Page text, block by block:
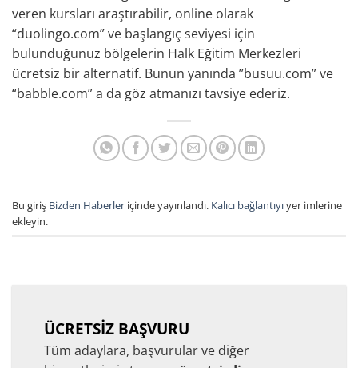
veren kursları araştırabilir, online olarak
“duolingo.com” ve başlangıç seviyesi için
bulunduğunuz bölgelerin Halk Eğitim Merkezleri
ücretsiz bir alternatif. Bunun yanında ’’busuu.com” ve
“babble.com” a da göz atmanızı tavsiye ederiz.
Bu giriş Bizden Haberler içinde yayınlandı. Kalıcı bağlantıyıyer imlerine
ekleyin.
ÜCRETSİZ BAŞVURU
Tüm adaylara, başvurular ve diğer